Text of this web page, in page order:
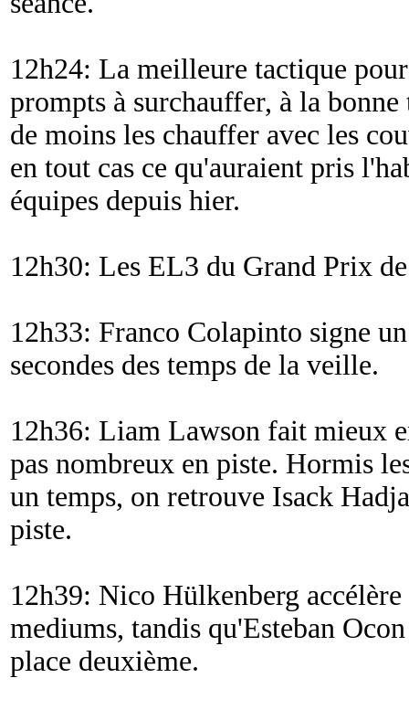
12h24: La meilleure tactique
prompts à surchauffer, à la
de moins les chauffer avec les
en tout cas ce qu'auraient pris
équipes depuis hier.
12h30: Les EL3 du Grand Prix
12h33: Franco Colapinto signe
secondes des temps de la veille.
12h36: Liam Lawson fait mieux
pas nombreux en piste. Hormis
un temps, on retrouve Isack
piste.
12h39: Nico Hülkenberg
mediums, tandis qu'Esteban
place deuxième.